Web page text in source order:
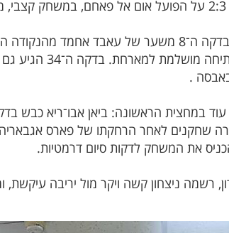
אחי נצרת פתחה חזק ועלתה ליתרון כבר בדקה ה־8
ל־0:2
שחקנים לאחר הרחקתו של פארס
רשמה ניצחון קשה ויקר מול יריבה